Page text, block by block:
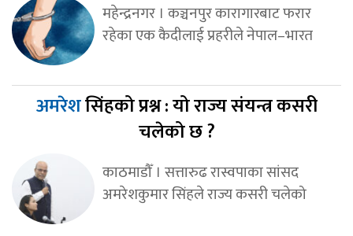
महेन्द्रनगर । कञ्चनपुर कारागारबाट फरार
रहेका एक कैदीलाई प्रहरीले नेपाल–भारत
अमरेशसिंहको प्रश्न : यो राज्य संयन्त्र कसरी
चलेको छ ?
काठमाडौँ । सत्तारुढ रास्वपाका सांसद
अमरेशकुमार सिंहले राज्य कसरी चलेको